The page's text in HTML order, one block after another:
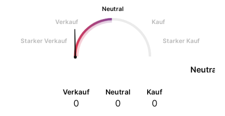
Neutral
Verkauf
Kauf
Starker Verkauf Starker Kauf
Neutral
Verkauf
0
Neutral
0
Kauf
0